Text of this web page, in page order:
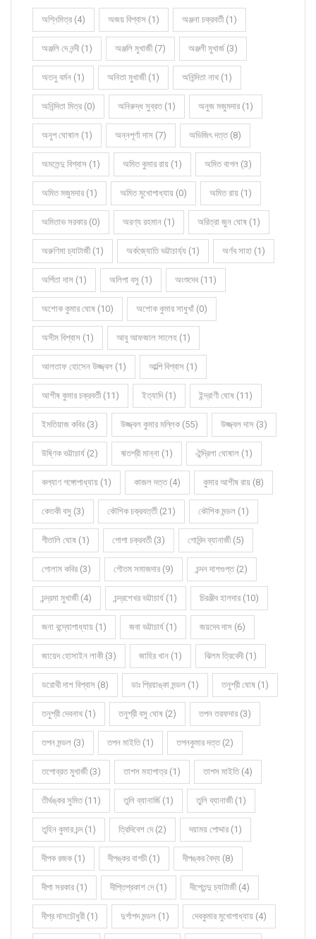
অগ্নিমিত্র (4) অজয় বিশ্বাস (1) অঞ্জনা চক্রবর্তী (1)
অঞ্জলি দে নন্দী (1) অঞ্জলি মুখার্জী (7) অঞ্জলী মুখার্জ (3)
অতনু বর্মন (1) অনিতা মুখার্জী (1) অনিন্দিতা নাথ (1)
অনিন্দিতা মিত্র (0) অনিরুদ্ধ সুব্রত (1) অনুজ মজুমদার (1)
অনুপ ঘোষাল (1) অন্নপূর্ণা দাস (7) অভিজিৎ দত্ত (8)
অমলেন্দু বিশ্বাস (1) অমিত কুমার রায় (1) অমিত বাগল (3)
অমিত মজুমদার (1) অমিত মুখোপাধ্যায় (0) অমিত রায় (1)
অমিতাভ সরকার (0) অরণ্য রহমান (1) অরিত্রা জুন ঘোষ (1)
অরুণিমা চ্যাটার্জী (1) অর্কজ্যোতি ভট্টাচার্য্য (1) অর্ণব সাহা (1)
অর্পিতা দাস (1) অলিপা বসু (1) অংশুদেব (11)
অশোক কুমার ঘোষ (10) অশোক কুমার সাধুখাঁ (0)
অসীম বিশ্বাস (1) আবু আফজাল সালেহ (1)
আলতাফ হোসেন উজ্জ্বল (1) আল্পি বিশ্বাস (1)
আশীষ কুমার চক্রবর্তী (11) ইত্যাদি (1) ইন্দ্রাণী ঘোষ (11)
ইমতিয়াজ কবির (3) উজ্জ্বল কুমার মল্লিক (55) উজ্জ্বল দাস (3)
উষ্ণিক ভট্টাচার্য (2) ঋতশ্রী মান্না (1) ঐন্দ্রিলা ঘোষাল (1)
কল্যাণ গঙ্গোপাধ্যায় (1) কাজল দত্ত (4) কুমার আশীষ রায় (8)
কেতকী বসু (3) কৌশিক চক্রবর্ত্তী (21) কৌশিক মন্ডল (1)
গীতালি ঘোষ (1) গোপা চক্রবর্তী (3) গোবিন্দ ব্যানার্জী (5)
গোলাম কবির (3) গৌতম সমাজদার (9) চন্দন দাশগুপ্ত (2)
চন্দ্রমা মুখার্জী (4) চন্দ্রশেখর ভট্টাচার্য (1) চিরঞ্জীব হালদার (10)
জনা বন্দ্যোপাধ্যায় (1) জবা ভট্টাচার্য (1) জয়দেব দাস (6)
জায়েদ হোসাইন লাকী (3) জাহির খান (1) ঝিলম ত্রিবেদী (1)
ডরোথী দাশ বিশ্বাস (8) ডাঃ প্রিয়াঙ্কা মন্ডল (1) তনুশ্রী ঘোষ (1)
তনুশ্রী দেবনাথ (1) তনুশ্রী বসু ঘোষ (2) তপন তরফদার (3)
তপন মন্ডল (3) তপন মাইতি (1) তপনকুমার দত্ত (2)
তপোব্রত মুখার্জী (3) তাপস মহাপাত্র (1) তাপস মাইতি (4)
তীর্থঙ্কর সুমিত (11) তুলি ব্যানার্জি (1) তুলি ব্যানার্জী (1)
তুহিন কুমার চন্দ (1) ত্রিদিবেশ দে (2) দয়াময় পোদ্দার (1)
দীপক রজক (1) দীপঙ্কর বাগচী (1) দীপঙ্কর বৈদ্য (8)
দীপা সরকার (1) দীপ্তিপ্রকাশ দে (1) দীপ্তেন্দু চ্যাটার্জী (4)
দীপ্র দাসচৌধুরী (1) দুর্গাপদ মন্ডল (1) দেবকুমার মুখোপাধ্যায় (4)